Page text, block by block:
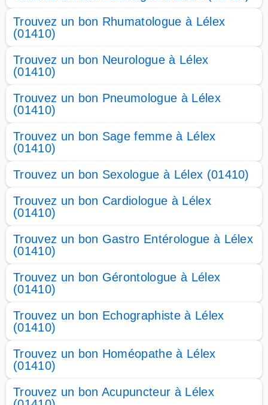
Trouvez un bon Rhumatologue à Lélex
(01410)
Trouvez un bon Neurologue à Lélex
(01410)
Trouvez un bon Pneumologue à Lélex
(01410)
Trouvez un bon Sage femme à Lélex
(01410)
Trouvez un bon Sexologue à Lélex (01410)
Trouvez un bon Cardiologue à Lélex
(01410)
Trouvez un bon Gastro Entérologue à Lélex
(01410)
Trouvez un bon Gérontologue à Lélex
(01410)
Trouvez un bon Echographiste à Lélex
(01410)
Trouvez un bon Homéopathe à Lélex
(01410)
Trouvez un bon Acupuncteur à Lélex